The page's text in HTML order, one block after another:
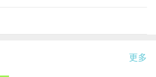
更多